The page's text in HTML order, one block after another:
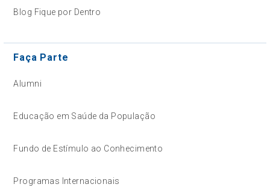
Blog Fique por Dentro
Faça Parte
Alumni
Educação em Saúde da População
Fundo de Estímulo ao Conhecimento
Programas Internacionais